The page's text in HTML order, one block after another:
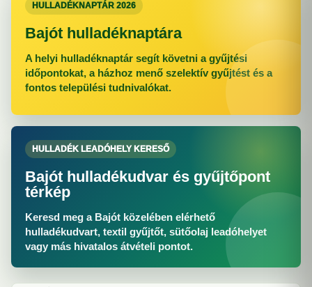
HULLADÉKNAPTÁR 2026
Bajót hulladéknaptára
A helyi hulladéknaptár segít követni a gyűjtési
időpontokat, a házhoz menő szelektív gyűjtést és a
fontos települési tudnivalókat.
HULLADÉK LEADÓHELY KERESŐ
Bajót hulladékudvar és gyűjtőpont
térkép
Keresd meg a Bajót közelében elérhető
hulladékudvart, textil gyűjtőt, sütőolaj leadóhelyet
vagy más hivatalos átvételi pontot.